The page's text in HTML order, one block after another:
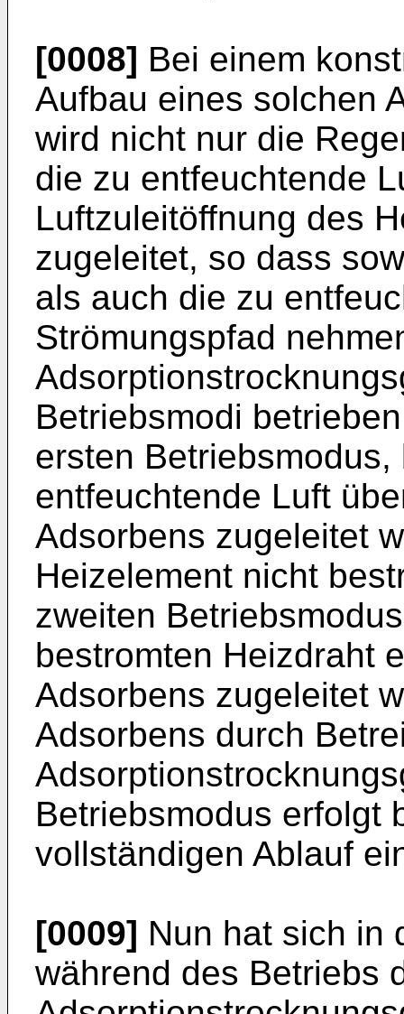
[0008] Bei einem
Aufbau eines solchen
wird nicht nur die
die zu entfeuchtende
Luftzuleitöffnung des
zugeleitet, so dass
als auch die zu
Strömungspfad
Betriebsmodi
ersten
entfeuchtende Luft
Adsorbens zugeleitet
Heizelement nicht
zweiten
bestromten Heizdraht
Adsorbens zugeleitet
Adsorbens durch
Betriebsmodus erfolgt
vollständigen Ablauf
[0009] Nun hat sich in
während des Betriebs